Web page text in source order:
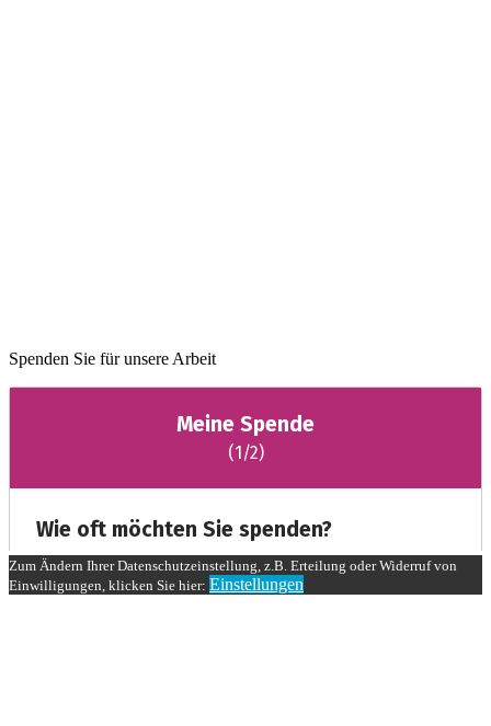
Spenden Sie für unsere Arbeit
Zum Ändern Ihrer Datenschutzeinstellung, z.B. Erteilung oder Widerruf von
Einwilligungen, klicken Sie hier: Einstellungen